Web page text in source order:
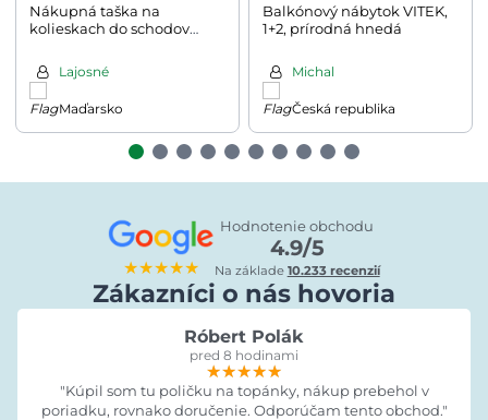
Nákupná taška na
kolieskach do schodov
Lajosné
Maďarsko
Balkónový nábytok VITEK,
1+2, prírodná hnedá
Michal
Česká republika
★★★★★
Hodnotenie obchodu
4.9/5
Na základe 10.233 recenzií
Zákazníci o nás hovoria
Róbert Polák
pred 8 hodinami
★★★★★
★★★★★
★★★★★
"Kúpil som tu poličku na topánky, nákup prebehol v
poriadku, rovnako doručenie. Odporúčam tento obchod."